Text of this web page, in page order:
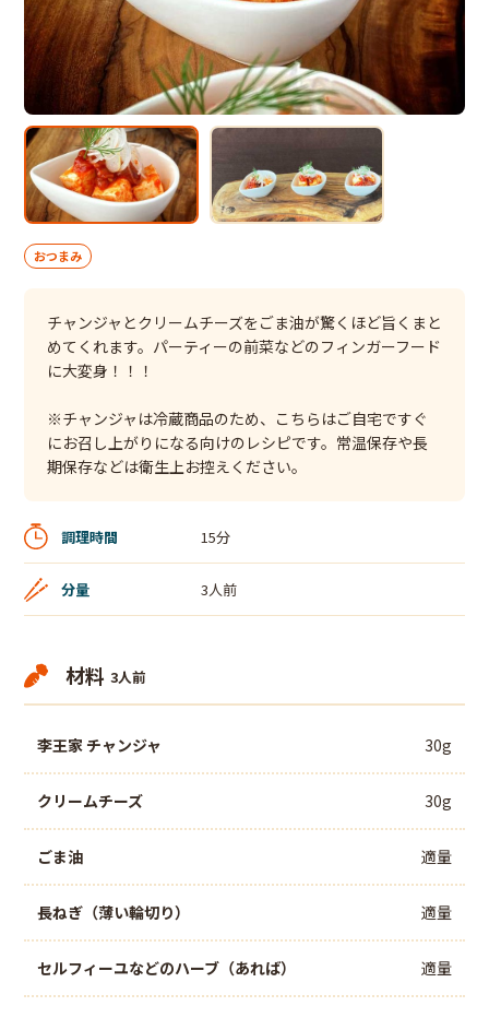
おつまみ
チャンジャとクリームチーズをごま油が驚くほど旨くまと
めてくれます。パーティーの前菜などのフィンガーフード
に大変身！！！
※チャンジャは冷蔵商品のため、こちらはご自宅ですぐ
にお召し上がりになる向けのレシピです。常温保存や長
期保存などは衛生上お控えください。
調理時間 15分
分量 3人前
材料 3人前
李王家 チャンジャ 30g
クリームチーズ 30g
ごま油 適量
長ねぎ（薄い輪切り） 適量
セルフィーユなどのハーブ（あれば） 適量